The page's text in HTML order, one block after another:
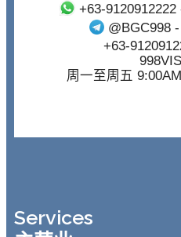
+63-9120912222
@BGC998
+63-
周一至周五
Services